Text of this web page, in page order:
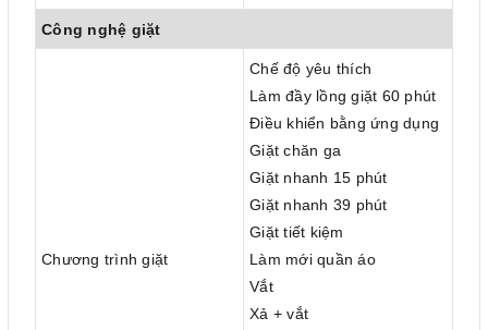
Công nghệ giặt
Chương trình giặt
Chế độ yêu thích
Làm đầy lồng giặt 60 phút
Điều khiển bằng ứng dụng
Giặt chăn ga
Giặt nhanh 15 phút
Giặt nhanh 39 phút
Giặt tiết kiệm
Làm mới quần áo
Vắt
Xả + vắt